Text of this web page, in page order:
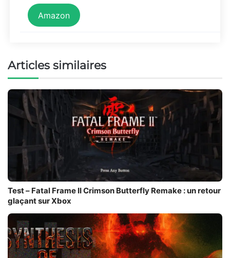
Amazon
Articles similaires
Test – Fatal Frame II Crimson Butterfly Remake : un retour
glaçant sur Xbox